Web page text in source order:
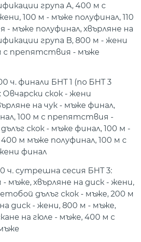
група A, 400 м с
100 м - мъже полуфинал, 110
мъже полуфинал, хвърляне на
група B, 800 м - жени
с препятствия - мъже
ч. финали БНТ 1 (по БНТ 3
Овчарски скок - жени
на чук - мъже финал,
100 м с препятствия -
скок - мъже финал, 100 м -
м мъже полуфинал, 100 м с
финал
ч. сутрешна сесия БНТ 3:
мъже, хвърляне на диск - жени,
дълъг скок - мъже, 200 м
диск - жени, 800 м - мъже,
на гюле - мъже, 400 м с